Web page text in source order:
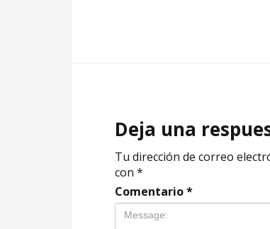
Deja una
Tu dirección de correo
con *
Comentario*